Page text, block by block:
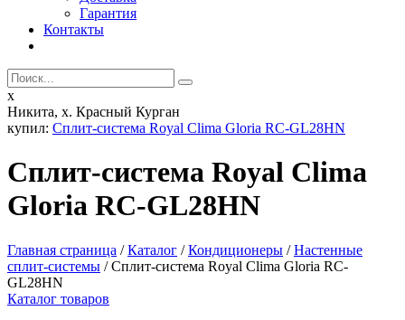
Гарантия
Контакты
x
Никита, х. Красный Курган
купил: Cплит-система Royal Clima Gloria RC-GL28HN
Cплит-система Royal Clima
Gloria RC-GL28HN
Главная страница /Каталог /Кондиционеры /Настенные
сплит-системы /Cплит-система Royal Clima Gloria RC-
GL28HN
Каталог товаров